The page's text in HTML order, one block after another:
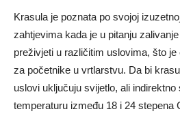
Krasula je poznata po svojoj
zahtjevima kada je u pitanju
preživjeti u različitim uslovima, što
za početnike u vrtlarstvu. Da bi
uslovi uključuju svijetlo, ali
temperaturu između 18 i 24 stepena